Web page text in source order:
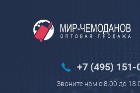
+7 (495) 151-
Звоните нам с 8:00 до
Вход
Багаж
Чемоданы